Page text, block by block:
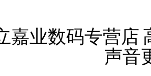
嘉业数码专营店
声音